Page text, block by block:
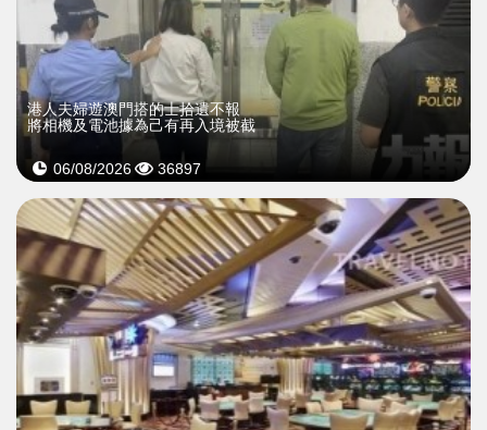
​港人夫婦遊澳門搭的士拾遺不報
將相機及電池據為己有再入境被截
06/08/2026 36897